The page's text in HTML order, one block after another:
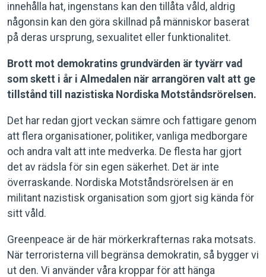
innehålla hat, ingenstans kan den tillåta våld, aldrig
någonsin kan den göra skillnad på människor baserat
på deras ursprung, sexualitet eller funktionalitet.
Brott mot demokratins grundvärden är tyvärr vad
som skett i år i Almedalen när arrangören valt att ge
tillstånd till nazistiska Nordiska Motståndsrörelsen.
Det har redan gjort veckan sämre och fattigare genom
att flera organisationer, politiker, vanliga medborgare
och andra valt att inte medverka. De flesta har gjort
det av rädsla för sin egen säkerhet. Det är inte
överraskande. Nordiska Motståndsrörelsen är en
militant nazistisk organisation som gjort sig kända för
sitt våld.
Greenpeace är de här mörkerkrafternas raka motsats.
När terroristerna vill begränsa demokratin, så bygger vi
ut den. Vi använder våra kroppar för att hänga